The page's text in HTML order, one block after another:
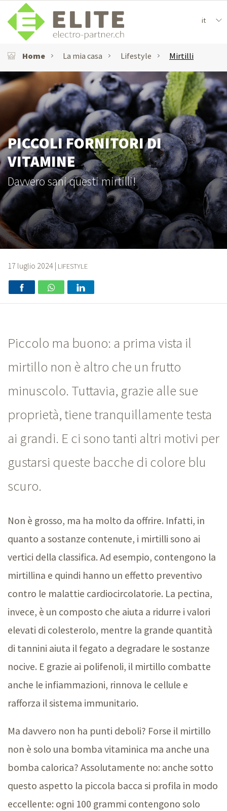
it
Home La mia casa Lifestyle Mirtilli
PICCOLI FORNITORI DI
VITAMINE
Davvero sani questi mirtilli!
17 luglio 2024 | LIFESTYLE
Piccolo ma buono: a prima vista il
mirtillo non è altro che un frutto
minuscolo. Tuttavia, grazie alle sue
proprietà, tiene tranquillamente testa
ai grandi. E ci sono tanti altri motivi per
gustarsi queste bacche di colore blu
scuro.
Non è grosso, ma ha molto da offrire. Infatti, in
quanto a sostanze contenute, i mirtilli sono ai
vertici della classifica. Ad esempio, contengono la
mirtillina e quindi hanno un effetto preventivo
contro le malattie cardiocircolatorie. La pectina,
invece, è un composto che aiuta a ridurre i valori
elevati di colesterolo, mentre la grande quantità
di tannini aiuta il fegato a degradare le sostanze
nocive. E grazie ai polifenoli, il mirtillo combatte
anche le infiammazioni, rinnova le cellule e
rafforza il sistema immunitario.
Ma davvero non ha punti deboli? Forse il mirtillo
non è solo una bomba vitaminica ma anche una
bomba calorica? Assolutamente no: anche sotto
questo aspetto la piccola bacca si profila in modo
eccellente: ogni 100 grammi contengono solo